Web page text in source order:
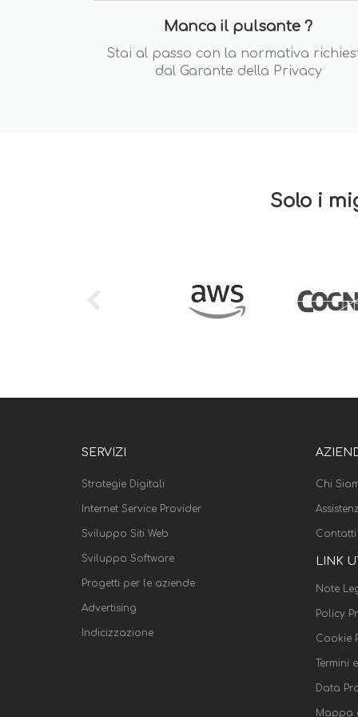
Manca il pulsante ?
Stai al passo con la normativa
dal Garante della Privacy
Solo i
SERVIZI
Strategie Digitali
Internet Service Provider
Sviluppo Siti Web
Sviluppo Software
Progetti per le aziende
Advertising
Indicizzazione
Chi
Contatti
LINK
Note
Policy
Cookie
Termini
Data
Mappa